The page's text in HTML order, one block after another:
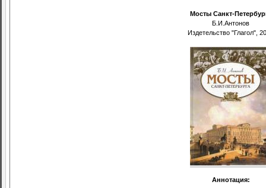
Мосты Санкт-
Б.И.Антонов
Издетельство "Глагол",
Аннотация: